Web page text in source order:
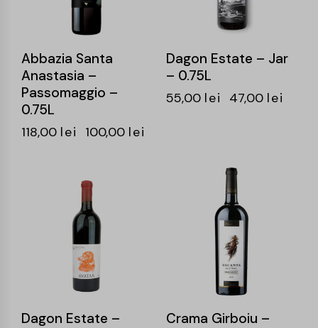
Abbazia Santa
Anastasia –
Passomaggio –
0.75L
118,00 lei 100,00 lei
Dagon Estate – Jar
– 0.75L
55,00 lei 47,00 lei
Dagon Estate –
Crama Girboiu –